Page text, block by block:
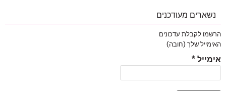
נשארים מעודכנים
הרשמו לקבלת עדכונים
האימייל שלך (חובה)
אימייל *